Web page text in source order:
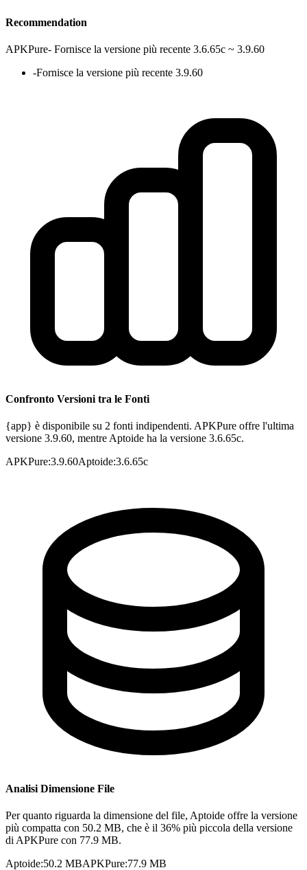
Recommendation
APKPure- Fornisce la versione più recente 3.6.65c ~ 3.9.60
-Fornisce la versione più recente 3.9.60
Confronto Versioni tra le Fonti
{app} è disponibile su 2 fonti indipendenti. APKPure offre l'ultima
versione 3.9.60, mentre Aptoide ha la versione 3.6.65c.
APKPure:3.9.60Aptoide:3.6.65c
Analisi Dimensione File
Per quanto riguarda la dimensione del file, Aptoide offre la versione
più compatta con 50.2 MB, che è il 36% più piccola della versione
di APKPure con 77.9 MB.
Aptoide:50.2 MBAPKPure:77.9 MB